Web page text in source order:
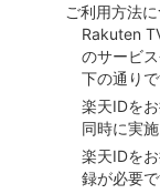
ご利用方法
Rakuten
のサービ
下の通りで
楽天IDを
同時に実
楽天IDを
録が必要